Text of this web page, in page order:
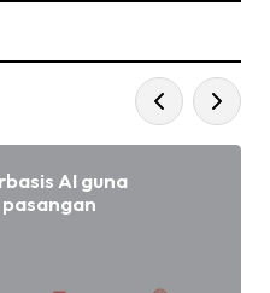
AI guna